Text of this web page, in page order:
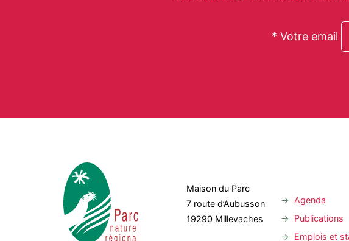
* Votre email
Maison du Parc
7 route d’Aubusson
19290 Millevaches
Agenda
Publications
Emplois et